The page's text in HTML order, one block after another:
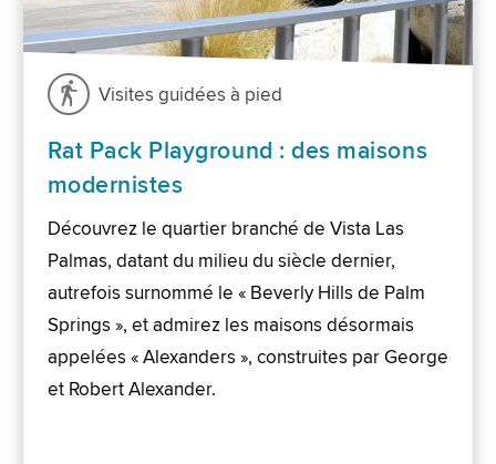
Visites guidées à pied
Rat Pack Playground : des maisons
modernistes
Découvrez le quartier branché de Vista Las
Palmas, datant du milieu du siècle dernier,
autrefois surnommé le « Beverly Hills de Palm
Springs », et admirez les maisons désormais
appelées « Alexanders », construites par George
et Robert Alexander.